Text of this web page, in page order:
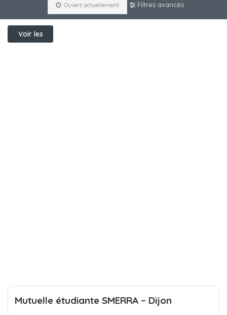
Ouvert actuellement Filtres avancés
Voir les
Mutuelle étudiante SMERRA – Dijon